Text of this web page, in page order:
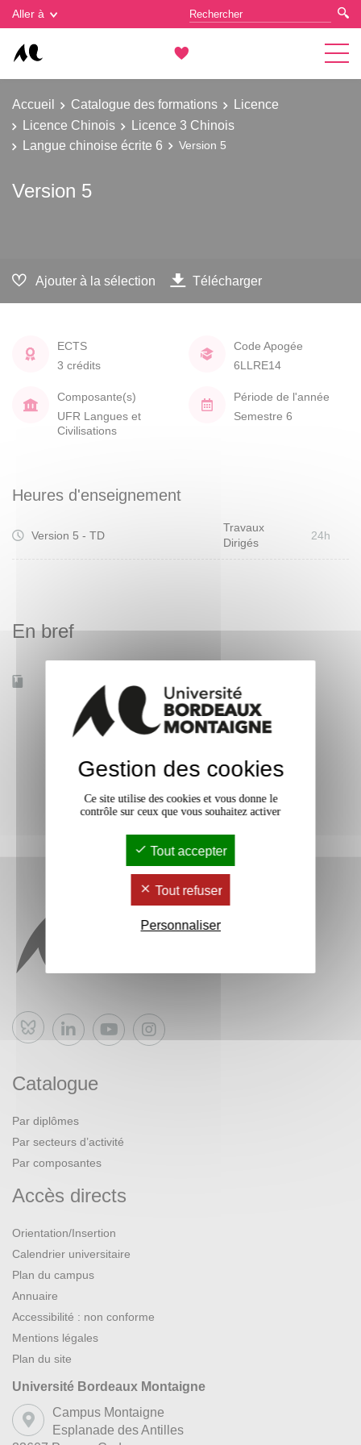
Aller à
Accueil Catalogue des formations
Licence
Licence Chinois
Licence 3 Chinois
Langue chinoise écrite 6
Version 5
Version 5
Ajouter à la sélection Télécharger
ECTS
3 crédits
Code Apogée
6LLRE14
Composante(s)
UFR Langues et
Civilisations
Période de l'année
Semestre 6
Heures d'enseignement
Version 5 - TD
Travaux
Dirigés
24h
En bref
Accessible à distance
Bluesky
Catalogue
Par diplômes
Par secteurs d’activité
Par composantes
Accès directs
Orientation/Insertion
Calendrier universitaire
Plan du campus
Annuaire
Accessibilité : non conforme
Mentions légales
Plan du site
Université Bordeaux Montaigne
Campus Montaigne
Esplanade des Antilles
Gestion des cookies
Gestion des cookies
Ce site utilise des cookies et vous donne le
contrôle sur ceux que vous souhaitez activer
Tout accepter
Tout refuser
Personnaliser